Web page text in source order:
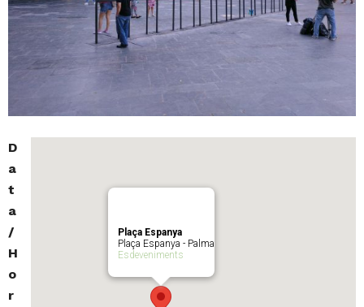
Plaça Espanya
Plaça Espanya - Palma
Esdeveniments
D
a
t
a
/
H
o
r